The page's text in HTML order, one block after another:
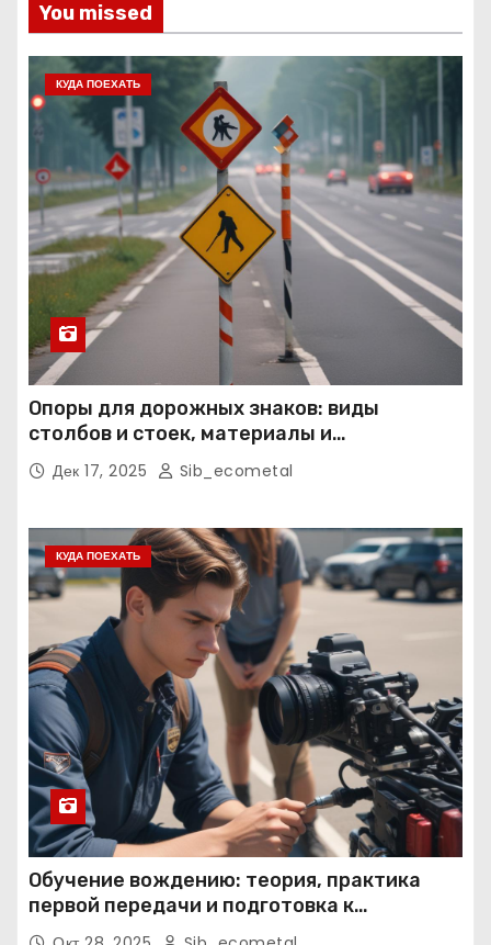
You missed
КУДА ПОЕХАТЬ
Опоры для дорожных знаков: виды
столбов и стоек, материалы и
нормативные требования
Дек 17, 2025 Sib_ecometal
КУДА ПОЕХАТЬ
Обучение вождению: теория, практика
первой передачи и подготовка к
экзаменам